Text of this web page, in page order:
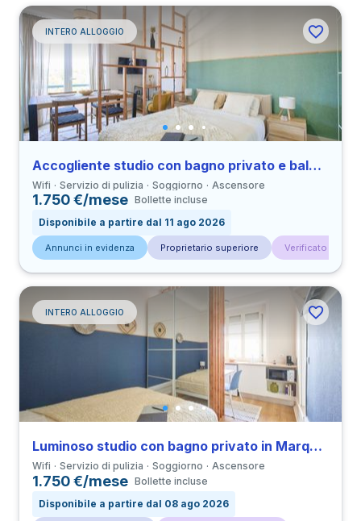
INTERO ALLOGGIO
Accogliente studio con bagno privato e balcone in Marquês de Pombal vicino a all’Università UAL
Wifi Servizio di pulizia Soggiorno Ascensore
1.750 €/mese Bollette incluse
Disponibile a partire dal 11 ago 2026
Annunci in evidenza Proprietario superiore Verificato da
INTERO ALLOGGIO
Luminoso studio con bagno privato in Marquês de Pombal vicino a all’Università UAL
Wifi Servizio di pulizia Soggiorno Ascensore
1.750 €/mese Bollette incluse
Disponibile a partire dal 08 ago 2026